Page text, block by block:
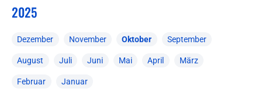
2025
Dezember November Oktober September
August Juli Juni Mai April März
Februar Januar